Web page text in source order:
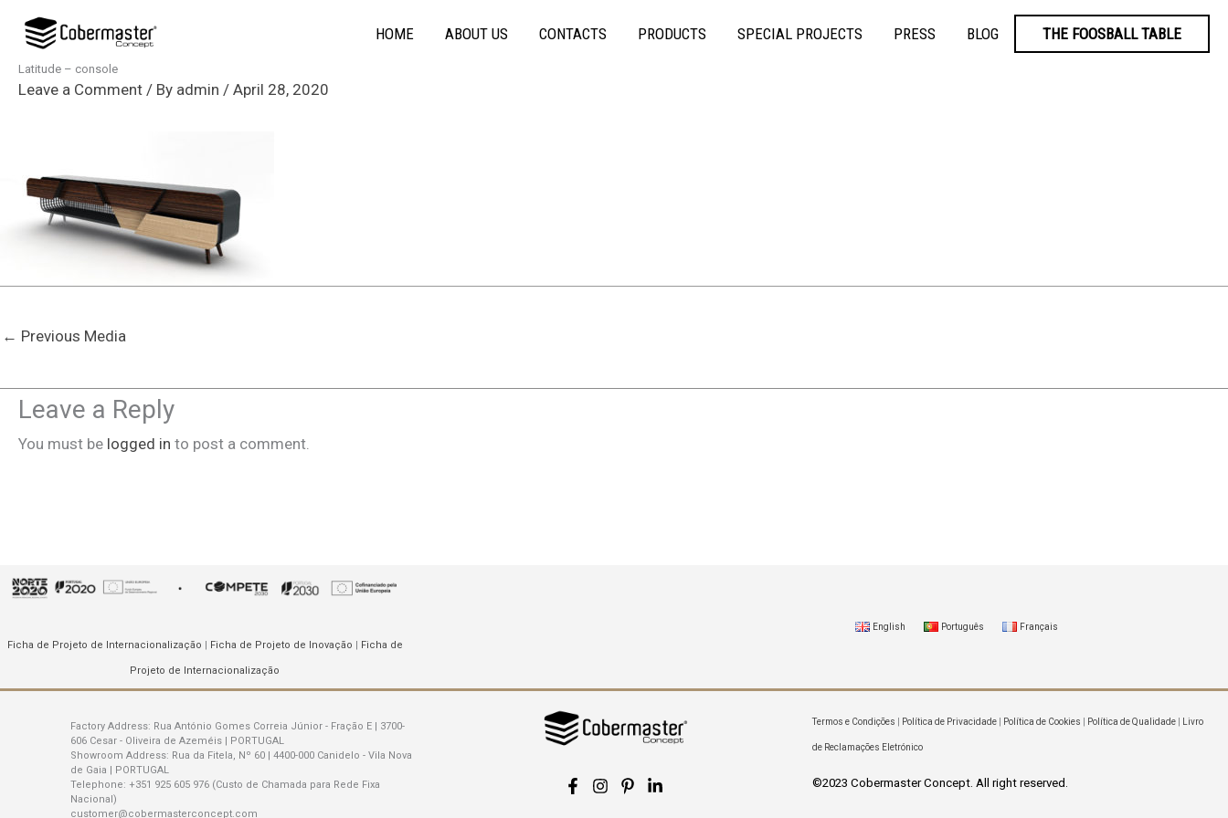
content
HOME ABOUT US CONTACTS PRODUCTS SPECIAL PROJECTS PRESS BLOG THE FOOSBALL TABLE
Latitude – console
Leave a Comment / By admin / April 28, 2020
← Previous Media
Leave a Reply
You must be logged in to post a comment.
Ficha de Projeto de Internacionalização | Ficha de Projeto de Inovação | Ficha de
Projeto de Internacionalização
English Português Français
Factory Address: Rua António Gomes Correia Júnior - Fração E | 3700-
606 Cesar - Oliveira de Azeméis | PORTUGAL
Showroom Address: Rua da Fitela, Nº 60 | 4400-000 Canidelo - Vila Nova
de Gaia | PORTUGAL
Telephone: +351 925 605 976 (Custo de Chamada para Rede Fixa
Nacional)
customer@cobermasterconcept.com
Termos e Condições Política de Privacidade Política de Cookies Política de Qualidade Livro
de Reclamações Eletrónico
©2023 Cobermaster Concept. All right reserved.